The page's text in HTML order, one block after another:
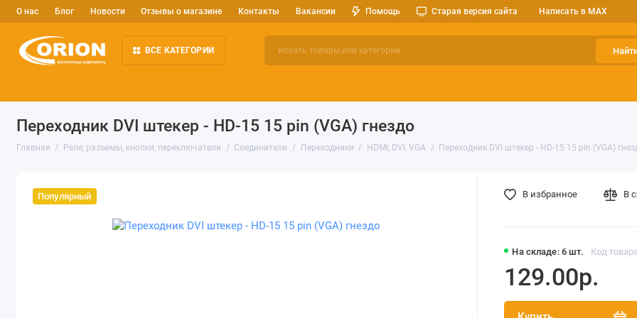
О нас Блог Новости Отзывы о магазине Контакты Вакансии Помощь Старая версия сайта Написать в MAX
ВСЕ КАТЕГОРИИ
Переходник DVI штекер - HD-15 15 pin (VGA) гнездо
Главная Реле, разъемы, кнопки, переключатели Соединители Переходники HDMI, DVI, VGA Переходник DVI штекер - HD-15 15 pin (VGA)
Популярный
На складе: 6 шт. Код
129.00р.
В избранное В